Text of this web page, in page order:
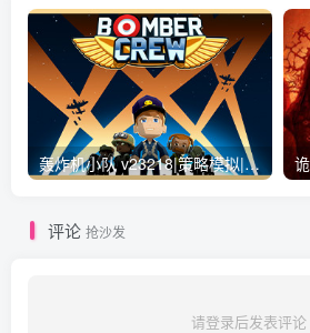
轰炸机小队 v23218|策略模拟|容量765MB|免安装绿色中文版
评论 抢沙发
请登录后发表评论